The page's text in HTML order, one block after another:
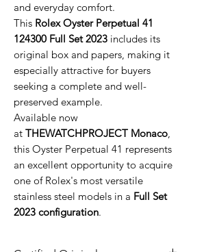
and everyday comfort.
This Rolex Oyster Perpetual 41
124300 Full Set 2023 includes its
original box and papers, making it
especially attractive for buyers
seeking a complete and well-
preserved example.
Available now
at THEWATCHPROJECT Monaco,
this Oyster Perpetual 41 represents
an excellent opportunity to acquire
one of Rolex's most versatile
stainless steel models in a Full Set
2023 configuration.